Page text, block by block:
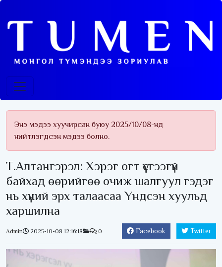
Энэ мэдээ хуучирсан буюу 2025/10/08-нд
нийтлэгдсэн мэдээ болно.
Т.Алтангэрэл: Хэрэг огт үүсгээгүй
байхад өөрийгөө очиж шалгуул гэдэг
нь хүний эрх талаасаа Үндсэн хуульд
харшилна
Admin 2025-10-08 12:16:18 0 Facebook Twitter